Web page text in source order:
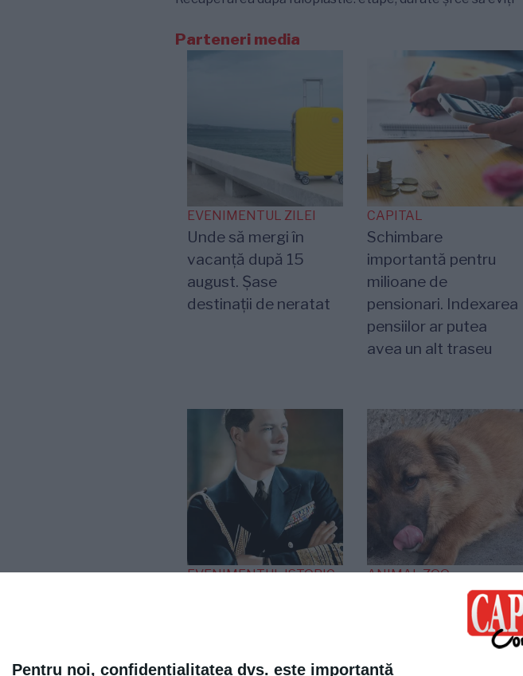
Pentru noi, confidențialitatea dvs. este importantă
Parteneri media
EVENIMENTUL ZILEI
Unde să mergi în
vacanță după 15
august. Șase
destinații de neratat
CAPITAL
Schimbare
importantă pentru
milioane de
pensionari. Indexarea
pensiilor ar putea
avea un alt traseu
EVENIMENTUL ISTORIC
Regele Mihai după
ANIMAL ZOO
O viață așteaptă un
miracol! Cățelușa care
s-a refugiat într-un
colț așteptând